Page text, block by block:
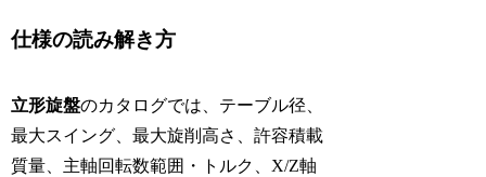
仕様の読み解き方
立形旋盤のカタログでは、テーブル径、
最大スイング、最大旋削高さ、許容積載
質量、主軸回転数範囲・トルク、X/Z軸